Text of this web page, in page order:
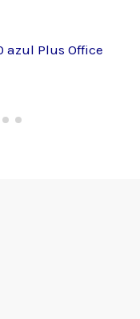
azul Plus Office